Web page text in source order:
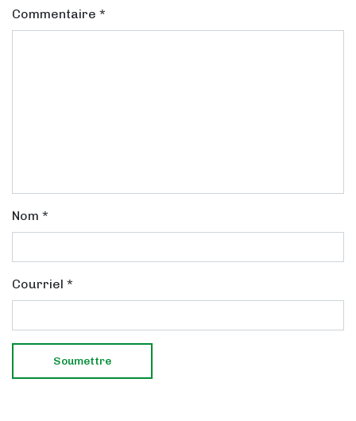
Commentaire *
Nom *
Courriel *